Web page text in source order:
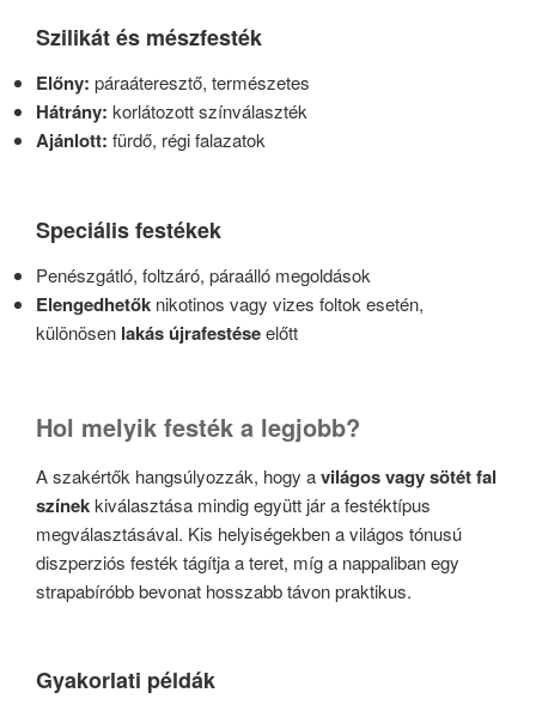
Szilikát és mészfesték
Előny: páraáteresztő, természetes
Hátrány: korlátozott színválaszték
Ajánlott: fürdő, régi falazatok
Speciális festékek
Penészgátló, foltzáró, páraálló megoldások
Elengedhetők nikotinos vagy vizes foltok esetén,
különösen lakás újrafestéseelőtt
Hol melyik festék a legjobb?
A szakértők hangsúlyozzák, hogy avilágos vagy sötét fal
színekkiválasztása mindig együtt jár a festéktípus
megválasztásával. Kis helyiségekben a világos tónusú
diszperziós festék tágítja a teret, míg a nappaliban egy
strapabíróbb bevonat hosszabb távon praktikus.
Gyakorlati példák